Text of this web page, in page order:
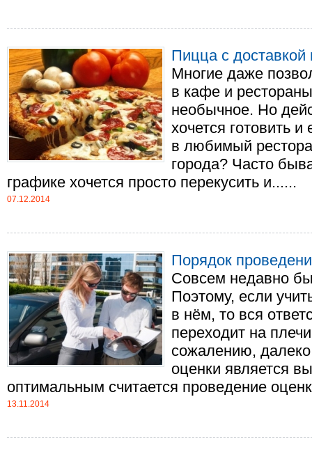
Пицца с доставкой
Многие даже
в кафе и
необычное. Но
хочется готовить и
в любимый
города? Часто
графике хочется просто перекусить и......
07.12.2014
Порядок
Совсем недавно
Поэтому, если
в нём, то вся
переходит на
сожалению, далеко
оценки является
оптимальным считается проведение
13.11.2014